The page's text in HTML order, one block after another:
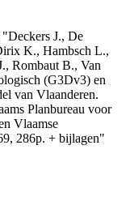
J., De
K., Hambsch L.,
Rombaut B., Van
(G3Dv3) en
van Vlaanderen.
Planbureau voor
Vlaamse
286p. + bijlagen"